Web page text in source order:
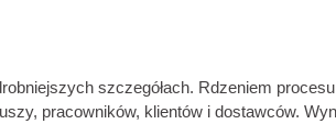
szczegółach. Rdzeniem
pracowników, klientów i dostawców.